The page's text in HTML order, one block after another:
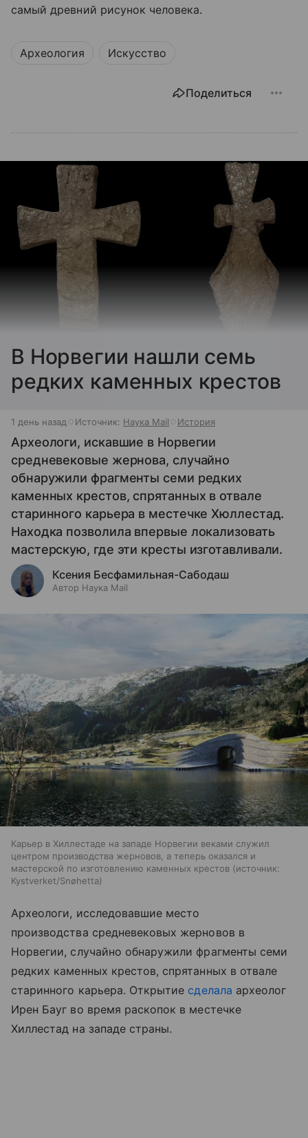
самый древний рисунок человека.
Археология Искусство
Поделиться
В Норвегии нашли семь
редких каменных крестов
1 день назад Источник: Наука Mail История
Археологи, искавшие в Норвегии
средневековые жернова, случайно
обнаружили фрагменты семи редких
каменных крестов, спрятанных в отвале
старинного карьера в местечке Хюллестад.
Находка позволила впервые локализовать
мастерскую, где эти кресты изготавливали.
Ксения Бесфамильная-Сабодаш
Автор Наука Mail
Карьер в Хиллестаде на западе Норвегии веками служил
центром производства жерновов, а теперь оказался и
мастерской по изготовлению каменных крестов
источник:
Kystverket/Snøhetta
Археологи, исследовавшие место
производства средневековых жерновов в
Норвегии, случайно обнаружили фрагменты семи
редких каменных крестов, спрятанных в отвале
старинного карьера. Открытие сделала археолог
Ирен Бауг во время раскопок в местечке
Хиллестад на западе страны.